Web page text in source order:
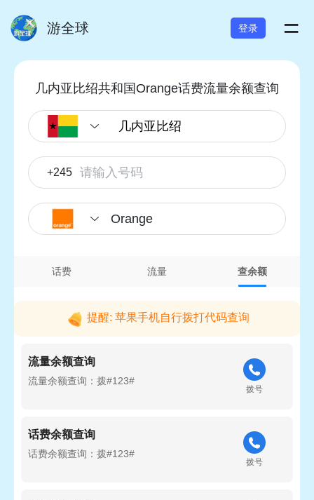
游全球 登录 =
几内亚比绍共和国Orange话费流量余额查询
+245
Orange
话费 流量 查余额
提醒: 苹果手机自行拨打代码查询
流量余额查询
流量余额查询：拨#123#
拨号
话费余额查询
话费余额查询：拨#123#
拨号